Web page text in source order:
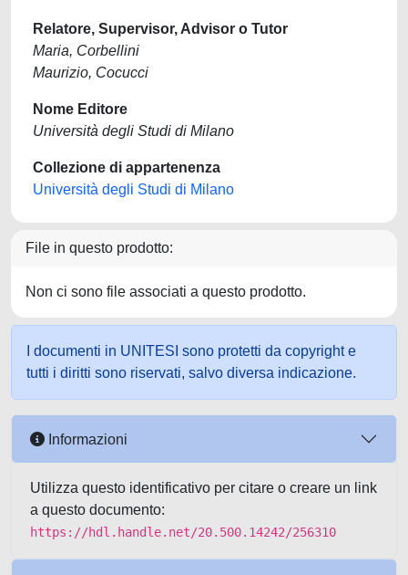
Relatore, Supervisor, Advisor o Tutor
Maria, Corbellini
Maurizio, Cocucci
Nome Editore
Università degli Studi di Milano
Collezione di appartenenza
Università degli Studi di Milano
File in questo prodotto:
Non ci sono file associati a questo prodotto.
I documenti in UNITESI sono protetti da copyright e
tutti i diritti sono riservati, salvo diversa indicazione.
Informazioni
Utilizza questo identificativo per citare o creare un link
a questo documento:
https://hdl.handle.net/20.500.14242/256310